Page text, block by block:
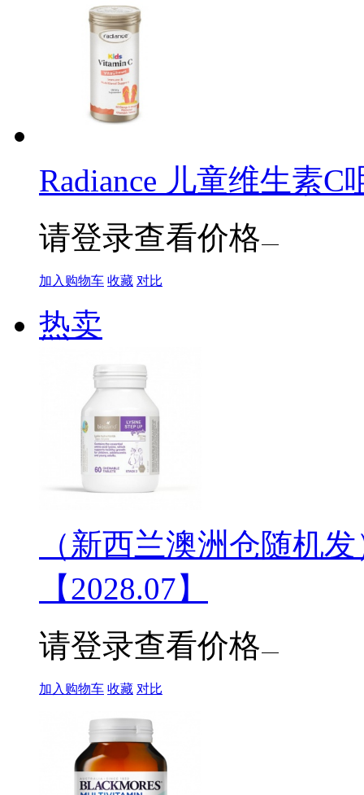
Radiance 儿童维生素C
请登录查看价格
加入购物车 收藏 对比
热卖
（新西兰澳洲仓随机
【2028.07】
请登录查看价格
加入购物车 收藏 对比